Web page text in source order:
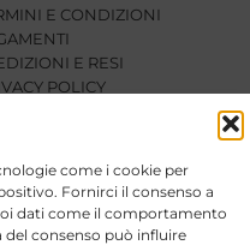
come i cookie per
Fornirci il consenso a
dati come il comportamento
del consenso può influire
E CONDIZIONI
E RESI
POLICY